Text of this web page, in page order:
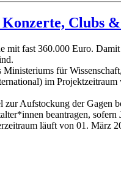
Clubs
mit fast 360.000 Euro.
Ministeriums für
im
Aufstockung der Gagen
beantragen,
läuft von 01. März